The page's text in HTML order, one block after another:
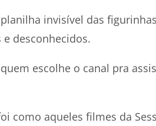
invisível das
desconhecidos.
escolhe o canal pra
como aqueles filmes da